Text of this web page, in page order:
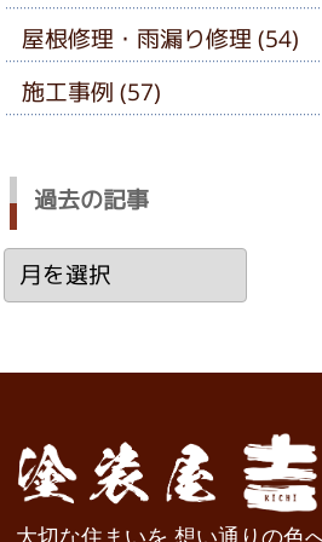
屋根修理・雨漏り修理 (54)
施工事例 (57)
過去の記事
過
去
記